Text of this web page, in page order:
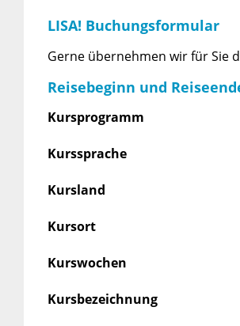
LISA! Buchungsformular
Gerne übernehmen wir für Sie
Reisebeginn und
Kursprogramm
Kurssprache
Kursland
Kursort
Kurswochen
Kursbezeichnung